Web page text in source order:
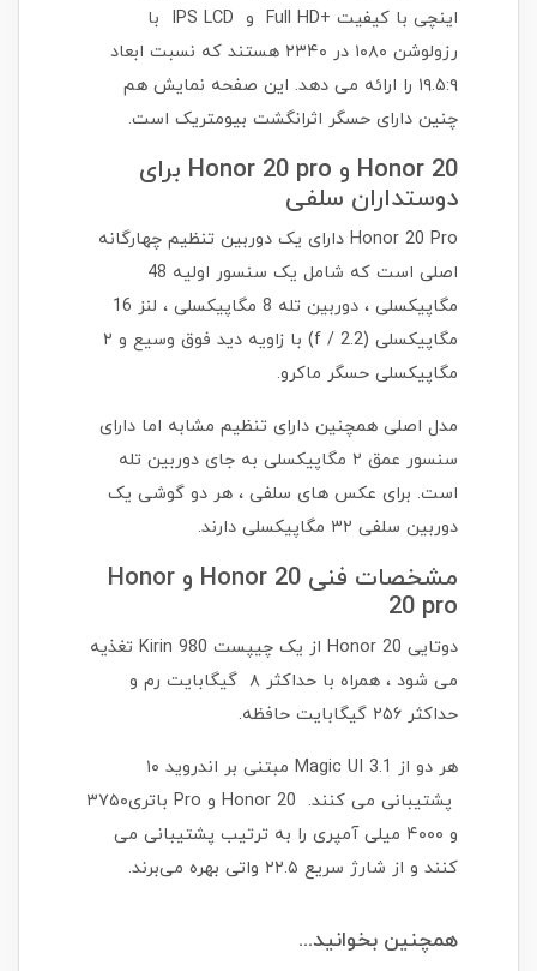
اینچی با کیفیت +Full HD و IPS LCD با
رزولوشن ۱۰۸۰ در ۲۳۴۰ هستند که نسبت ابعاد
۱۹.۵:۹ را ارائه می دهد. این صفحه نمایش هم
چنین دارای حسگر اثرانگشت بیومتریک است.
Honor 20 و Honor 20 pro برای
دوستداران سلفی
Honor 20 Pro دارای یک دوربین تنظیم چهارگانه
اصلی است که شامل یک سنسور اولیه 48
مگاپیکسلی ، دوربین تله 8 مگاپیکسلی ، لنز 16
مگاپیکسلی (f / 2.2) با زاویه دید فوق وسیع و ۲
مگاپیکسلی حسگر ماکرو.
مدل اصلی همچنین دارای تنظیم مشابه اما دارای
سنسور عمق ۲ مگاپیکسلی به جای دوربین تله
است. برای عکس های سلفی ، هر دو گوشی یک
دوربین سلفی ۳۲ مگاپیکسلی دارند.
مشخصات فنی Honor 20 و Honor
20 pro
دوتایی Honor 20 از یک چیپست Kirin 980 تغذیه
می شود ، همراه با حداکثر ۸ گیگابایت رم و
حداکثر ۲۵۶ گیگابایت حافظه.
هر دو از Magic UI 3.1 مبتنی بر اندروید ۱۰
پشتیبانی می کنند. Honor 20 و Pro باتری۳۷۵۰
و ۴۰۰۰ میلی آمپری را به ترتیب پشتیبانی می
کنند و از شارژ سریع ۲۲.۵ واتی بهره می‌برند.
همچنین بخوانید...